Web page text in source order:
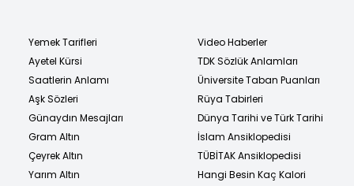
Yemek Tarifleri
Ayetel Kürsi
Saatlerin Anlamı
Aşk Sözleri
Günaydın Mesajları
Gram Altın
Çeyrek Altın
Yarım Altın
Video Haberler
TDK Sözlük Anlamları
Üniversite Taban Puanları
Rüya Tabirleri
Dünya Tarihi ve Türk Tarihi
İslam Ansiklopedisi
TÜBİTAK Ansiklopedisi
Hangi Besin Kaç Kalori